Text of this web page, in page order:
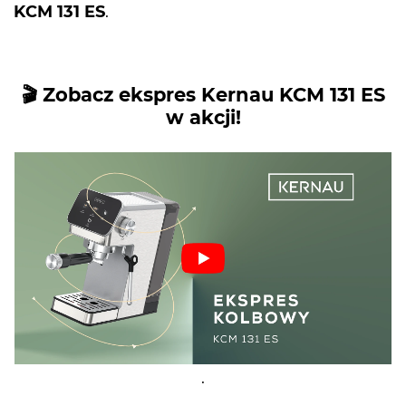
KCM 131 ES.
🎬 Zobacz ekspres Kernau KCM 131 ES
w akcji!
.